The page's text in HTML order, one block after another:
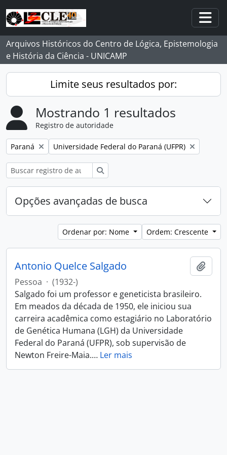
Skip to main content
Arquivos Históricos do Centro de Lógica, Epistemologia
e História da Ciência - UNICAMP
Limite seus resultados por:
Mostrando 1 resultados
Registro de autoridade
Remover filtro:
Paraná Remover filtro:
Universidade Federal do Paraná (UFPR)
Opções avançadas de busca
Ordenar por: Nome Ordem: Crescente
Antonio Quelce Salgado
Pessoa · (1932-)
Salgado foi um professor e geneticista brasileiro.
Em meados da década de 1950, ele iniciou sua
carreira acadêmica como estagiário no Laboratório
de Genética Humana (LGH) da Universidade
Federal do Paraná (UFPR), sob supervisão de
Newton Freire-Maia.… Ler mais